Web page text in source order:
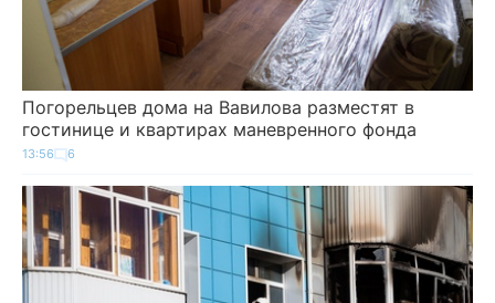
Погорельцев дома на Вавилова разместят в
гостинице и квартирах маневренного фонда
13:56 6